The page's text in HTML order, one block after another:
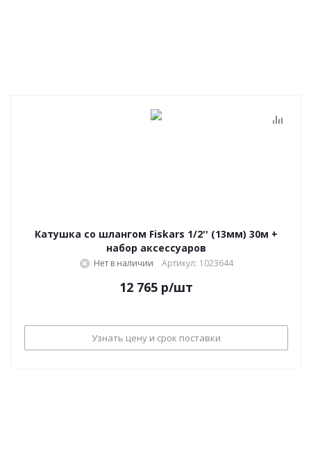
Катушка со шлангом Fiskars 1/2'' (13мм) 30м +
набор аксессуаров
Нет в наличии Артикул: 1023644
12 765 р/шт
Узнать цену и срок поставки